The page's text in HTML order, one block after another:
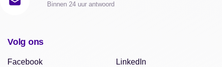
Binnen 24 uur antwoord
Volg ons
Facebook LinkedIn